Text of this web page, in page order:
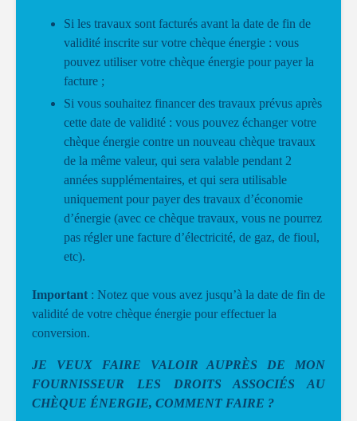
Si les travaux sont facturés avant la date de fin de
validité inscrite sur votre chèque énergie : vous
pouvez utiliser votre chèque énergie pour payer la
facture ;
Si vous souhaitez financer des travaux prévus après
cette date de validité : vous pouvez échanger votre
chèque énergie contre un nouveau chèque travaux
de la même valeur, qui sera valable pendant 2
années supplémentaires, et qui sera utilisable
uniquement pour payer des travaux d’économie
d’énergie (avec ce chèque travaux, vous ne pourrez
pas régler une facture d’électricité, de gaz, de fioul,
etc).
Important : Notez que vous avez jusqu’à la date de fin de
validité de votre chèque énergie pour effectuer la
conversion.
JE VEUX FAIRE VALOIR AUPRÈS DE MON
FOURNISSEUR LES DROITS ASSOCIÉS AU
CHÈQUE ÉNERGIE, COMMENT FAIRE ?